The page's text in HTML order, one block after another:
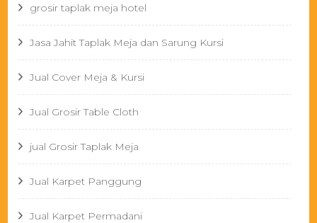
grosir taplak meja hotel
Jasa Jahit Taplak Meja dan Sarung Kursi
Jual Cover Meja & Kursi
Jual Grosir Table Cloth
jual Grosir Taplak Meja
Jual Karpet Panggung
Jual Karpet Permadani